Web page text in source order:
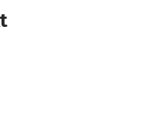
musste, da die
ausgelegt ist.